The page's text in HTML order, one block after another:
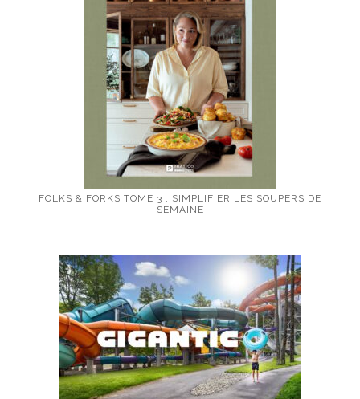
FOLKS & FORKS TOME 3 : SIMPLIFIER LES SOUPERS DE
SEMAINE